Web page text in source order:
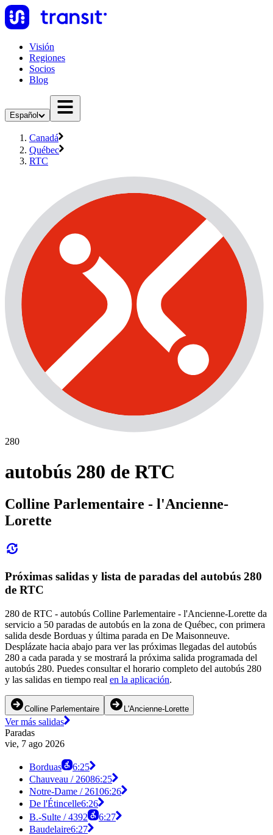
Visión
Regiones
Socios
Blog
Español
Canadá
Québec
RTC
280
autobús 280 de RTC
Colline Parlementaire - l'Ancienne-
Lorette
Próximas salidas y lista de paradas del autobús 280
de RTC
280 de RTC - autobús Colline Parlementaire - l'Ancienne-Lorette da
servicio a 50 paradas de autobús en la zona de Québec, con primera
salida desde Borduas y última parada en De Maisonneuve.
Desplázate hacia abajo para ver las próximas llegadas del autobús
280 a cada parada y se mostrará la próxima salida programada del
autobús 280. Puedes consultar el horario completo del autobús 280
y las salidas en tiempo real en la aplicación.
Colline Parlementaire L'Ancienne-Lorette
Ver más salidas
Paradas
vie, 7 ago 2026
Borduas
6:25
Chauveau / 26086:25
Notre-Dame / 26106:26
De l'Étincelle6:26
B.-Sulte / 4392
6:27
Baudelaire6:27